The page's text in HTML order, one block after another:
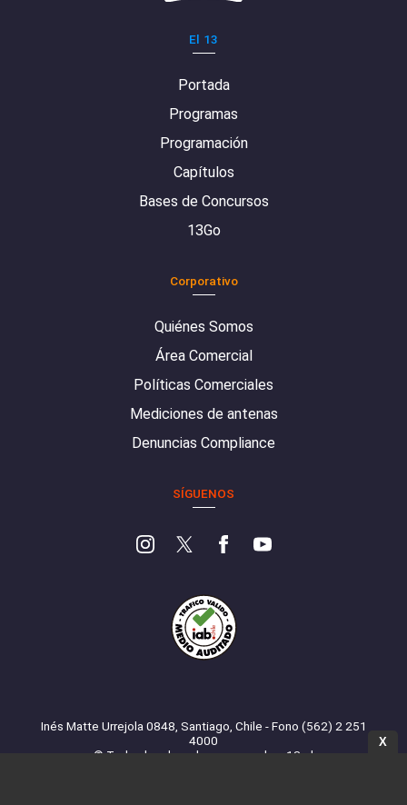
El 13
Portada
Programas
Programación
Capítulos
Bases de Concursos
13Go
Corporativo
Quiénes Somos
Área Comercial
Políticas Comerciales
Mediciones de antenas
Denuncias Compliance
SÍGUENOS
Inés Matte Urrejola 0848, Santiago, Chile - Fono (562) 2 251
4000
© Todos los derechos reservados. 13.cl
X